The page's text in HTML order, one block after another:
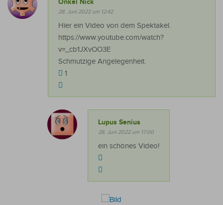
Onkel Nick
28. Juni 2022 um 12:42
Hier ein Video von dem Spektakel.
https://www.youtube.com/watch?
v=_cb1JXvOO3E
Schmutzige Angelegenheit.
1
Lupus Senius
28. Juni 2022 um 17:00
ein schönes Video!